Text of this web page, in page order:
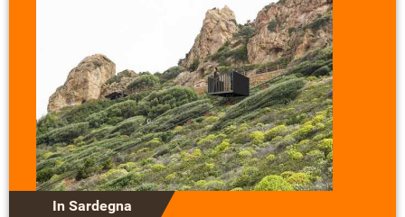
In Sardegna